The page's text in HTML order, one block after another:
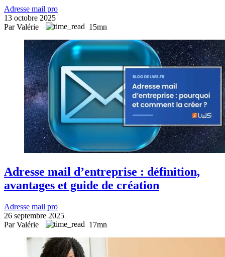
Adresse mail pro
13 octobre 2025
Par Valérie
15mn
Adresse mail d’entreprise : définition,
avantages et guide de création
Adresse mail pro
26 septembre 2025
Par Valérie
17mn